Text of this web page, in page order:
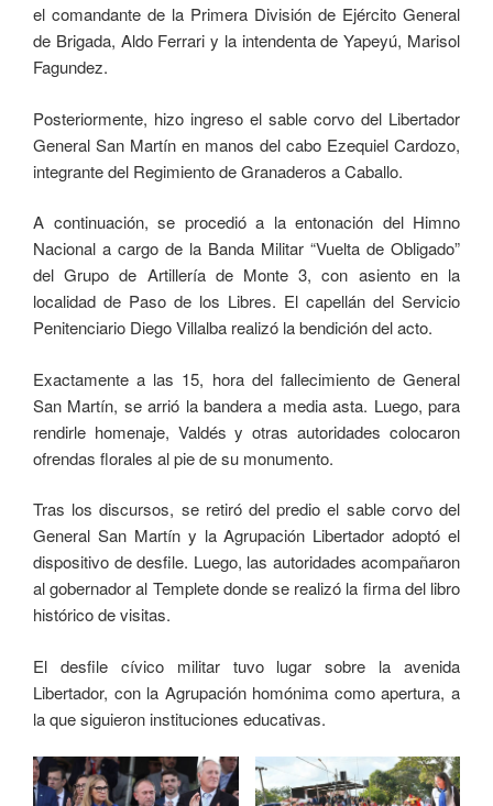
el comandante de la Primera División de Ejército General
de Brigada, Aldo Ferrari y la intendenta de Yapeyú, Marisol
Fagundez.
Posteriormente, hizo ingreso el sable corvo del Libertador
General San Martín en manos del cabo Ezequiel Cardozo,
integrante del Regimiento de Granaderos a Caballo.
A continuación, se procedió a la entonación del Himno
Nacional a cargo de la Banda Militar “Vuelta de Obligado”
del Grupo de Artillería de Monte 3, con asiento en la
localidad de Paso de los Libres. El capellán del Servicio
Penitenciario Diego Villalba realizó la bendición del acto.
Exactamente a las 15, hora del fallecimiento de General
San Martín, se arrió la bandera a media asta. Luego, para
rendirle homenaje, Valdés y otras autoridades colocaron
ofrendas florales al pie de su monumento.
Tras los discursos, se retiró del predio el sable corvo del
General San Martín y la Agrupación Libertador adoptó el
dispositivo de desfile. Luego, las autoridades acompañaron
al gobernador al Templete donde se realizó la firma del libro
histórico de visitas.
El desfile cívico militar tuvo lugar sobre la avenida
Libertador, con la Agrupación homónima como apertura, a
la que siguieron instituciones educativas.